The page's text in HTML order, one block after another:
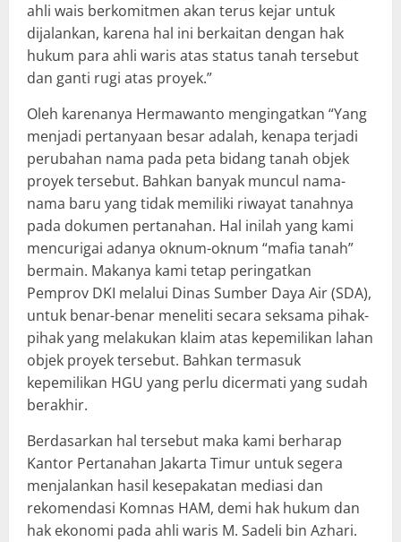
ahli wais berkomitmen akan terus kejar untuk
dijalankan, karena hal ini berkaitan dengan hak
hukum para ahli waris atas status tanah tersebut
dan ganti rugi atas proyek.”
Oleh karenanya Hermawanto mengingatkan “Yang
menjadi pertanyaan besar adalah, kenapa terjadi
perubahan nama pada peta bidang tanah objek
proyek tersebut. Bahkan banyak muncul nama-
nama baru yang tidak memiliki riwayat tanahnya
pada dokumen pertanahan. Hal inilah yang kami
mencurigai adanya oknum-oknum “mafia tanah”
bermain. Makanya kami tetap peringatkan
Pemprov DKI melalui Dinas Sumber Daya Air (SDA),
untuk benar-benar meneliti secara seksama pihak-
pihak yang melakukan klaim atas kepemilikan lahan
objek proyek tersebut. Bahkan termasuk
kepemilikan HGU yang perlu dicermati yang sudah
berakhir.
Berdasarkan hal tersebut maka kami berharap
Kantor Pertanahan Jakarta Timur untuk segera
menjalankan hasil kesepakatan mediasi dan
rekomendasi Komnas HAM, demi hak hukum dan
hak ekonomi pada ahli waris M. Sadeli bin Azhari.